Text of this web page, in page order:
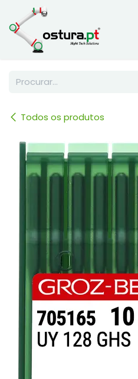
Skip to Content
Todos os produtos